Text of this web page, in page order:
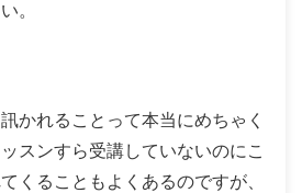
。
かれることって本当にめちゃく
スンすら受講していないのにこ
くることもよくあるのですが、